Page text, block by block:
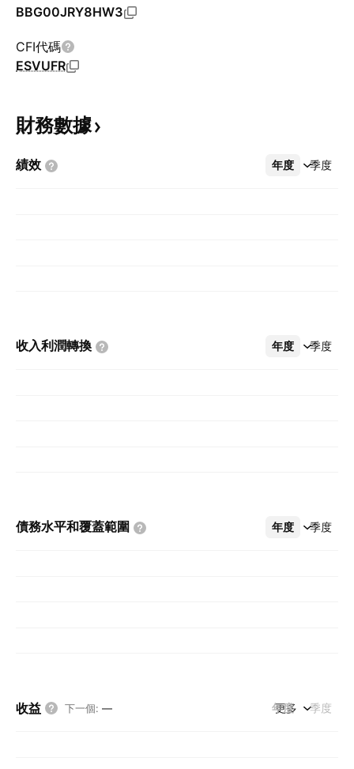
BBG00JRY8HW3
CFI代碼
ESVUFR
財務數據
績效 年度 季度
更多
收入利潤轉換 年度 季度
更多
債務水平和覆蓋範圍 年度 季度
更多
收益 下一個: — 年度 季度
更多